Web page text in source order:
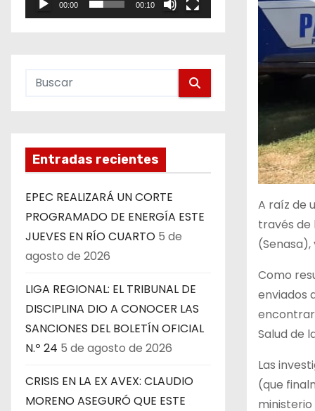
00:00 00:10
Entradas recientes
EPEC REALIZARÁ UN CORTE
PROGRAMADO DE ENERGÍA ESTE
JUEVES EN RÍO CUARTO 5 de
agosto de 2026
LIGA REGIONAL: EL TRIBUNAL DE
DISCIPLINA DIO A CONOCER LAS
SANCIONES DEL BOLETÍN OFICIAL
N.º 24 5 de agosto de 2026
CRISIS EN LA EX AVEX: CLAUDIO
MORENO ASEGURÓ QUE ESTE
A raíz de
través de
Como
enviados
Salud de
Las
(que